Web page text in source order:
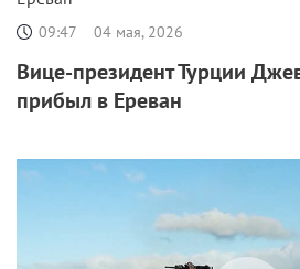
09:47 04 мая, 2026
Вице-президент Турции
прибыл в Ереван